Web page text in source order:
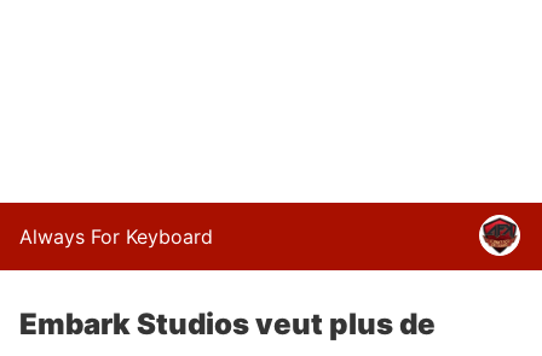
Always For Keyboard
Embark Studios veut plus de